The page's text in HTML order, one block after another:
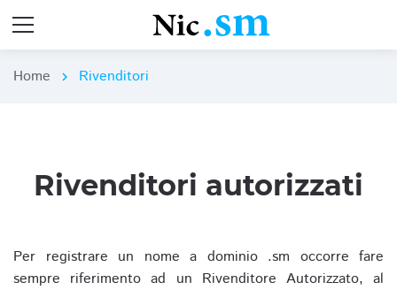
Home chevron_right Rivenditori
Rivenditori autorizzati
Per registrare un nome a dominio .sm occorre fare
sempre riferimento ad un Rivenditore Autorizzato, al